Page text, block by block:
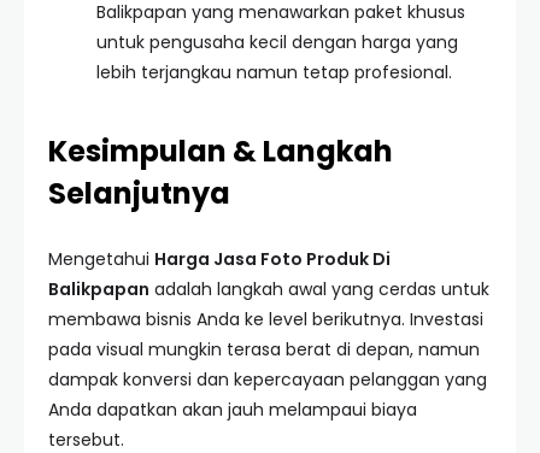
Balikpapan yang menawarkan paket khusus
untuk pengusaha kecil dengan harga yang
lebih terjangkau namun tetap profesional.
Kesimpulan & Langkah
Selanjutnya
Mengetahui Harga Jasa Foto Produk Di
Balikpapan adalah langkah awal yang cerdas untuk
membawa bisnis Anda ke level berikutnya. Investasi
pada visual mungkin terasa berat di depan, namun
dampak konversi dan kepercayaan pelanggan yang
Anda dapatkan akan jauh melampaui biaya
tersebut.